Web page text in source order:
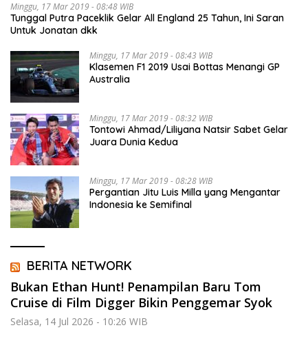
Minggu, 17 Mar 2019 - 08:48 WIB
Tunggal Putra Paceklik Gelar All England 25 Tahun, Ini Saran
Untuk Jonatan dkk
Minggu, 17 Mar 2019 - 08:43 WIB
Klasemen F1 2019 Usai Bottas Menangi GP
Australia
Minggu, 17 Mar 2019 - 08:32 WIB
Tontowi Ahmad/Liliyana Natsir Sabet Gelar
Juara Dunia Kedua
Minggu, 17 Mar 2019 - 08:28 WIB
Pergantian Jitu Luis Milla yang Mengantar
Indonesia ke Semifinal
BERITA NETWORK
Bukan Ethan Hunt! Penampilan Baru Tom
Cruise di Film Digger Bikin Penggemar Syok
Selasa, 14 Jul 2026 - 10:26 WIB